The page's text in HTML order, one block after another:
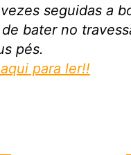
seguidas a
bater no
pés.
para ler!!